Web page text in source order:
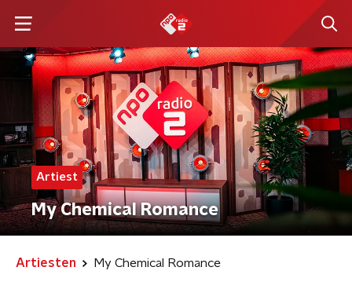
Artiest
My Chemical Romance
Artiesten My Chemical Romance